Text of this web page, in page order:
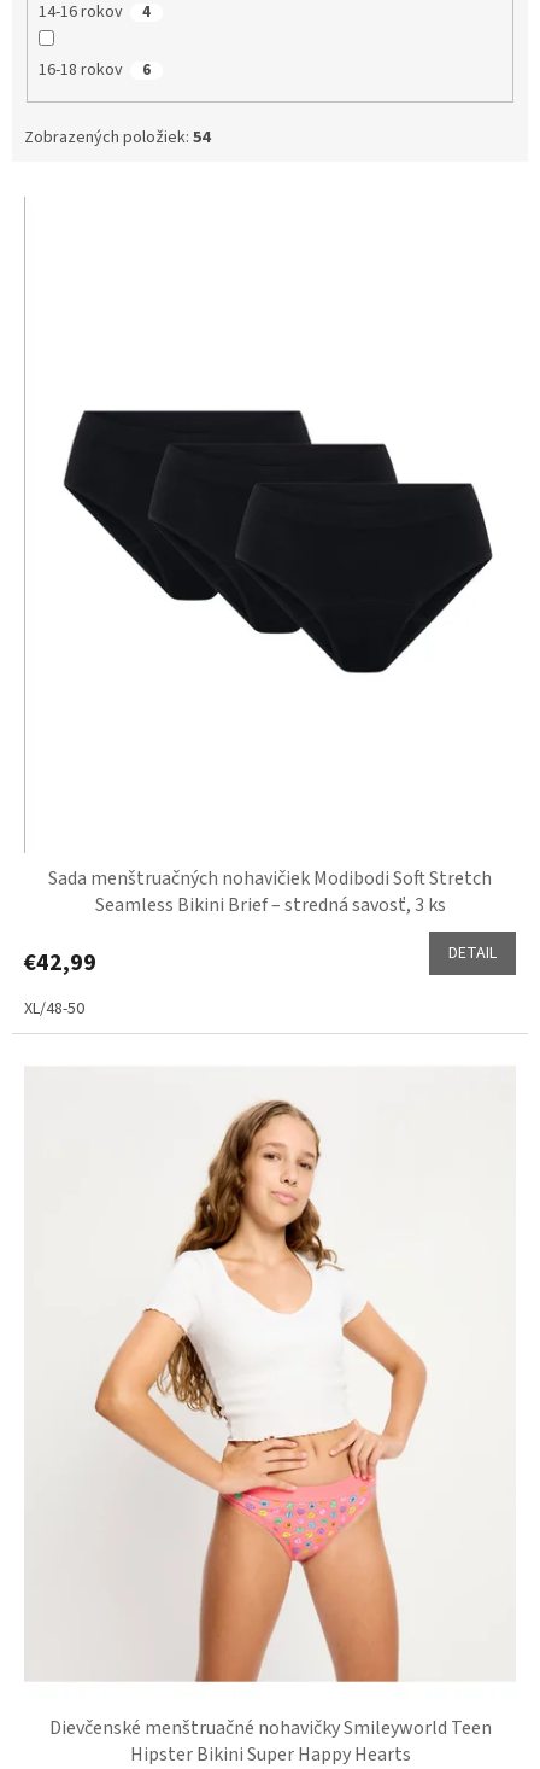
14-16 rokov 4
16-18 rokov 6
Zobrazených položiek: 54
Sada menštruačných nohavičiek Modibodi Soft Stretch
Seamless Bikini Brief – stredná savosť, 3 ks
€42,99 DETAIL
XL/48-50
Dievčenské menštruačné nohavičky Smileyworld Teen
Hipster Bikini Super Happy Hearts